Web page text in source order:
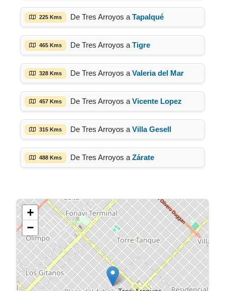
225 Kms De Tres Arroyos a Tapalqué
465 Kms De Tres Arroyos a Tigre
328 Kms De Tres Arroyos a Valeria del Mar
457 Kms De Tres Arroyos a Vicente Lopez
315 Kms De Tres Arroyos a Villa Gesell
488 Kms De Tres Arroyos a Zárate
+
−